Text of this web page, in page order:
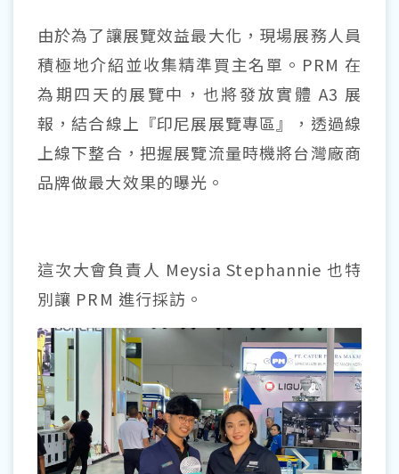
由於為了讓展覽效益最大化，現場展務人員
積極地介紹並收集精準買主名單。PRM 在
為期四天的展覽中，也將發放實體 A3 展
報，結合線上『印尼展展覽專區』，透過線
上線下整合，把握展覽流量時機將台灣廠商
品牌做最大效果的曝光。
這次大會負責人 Meysia Stephannie 也特
別讓 PRM 進行採訪。